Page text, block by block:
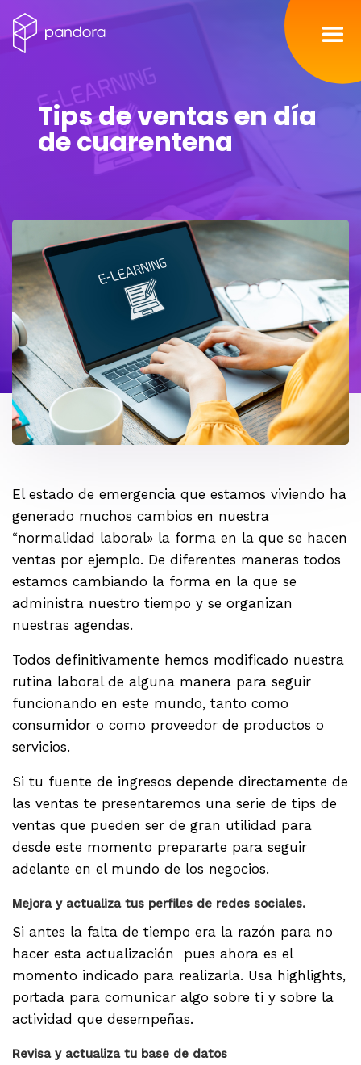
Servicios
Portafolio
Contacto
Blog
Tips de ventas en día
de cuarentena
El estado de emergencia que estamos viviendo ha
generado muchos cambios en nuestra
“normalidad laboral» la forma en la que se hacen
ventas por ejemplo. De diferentes maneras todos
estamos cambiando la forma en la que se
administra nuestro tiempo y se organizan
nuestras agendas.
Todos definitivamente hemos modificado nuestra
rutina laboral de alguna manera para seguir
funcionando en este mundo, tanto como
consumidor o como proveedor de productos o
servicios.
Si tu fuente de ingresos depende directamente de
las ventas te presentaremos una serie de tips de
ventas que pueden ser de gran utilidad para
desde este momento prepararte para seguir
adelante en el mundo de los negocios.
Mejora y actualiza tus perfiles de redes sociales.
Si antes la falta de tiempo era la razón para no
hacer esta actualización pues ahora es el
momento indicado para realizarla. Usa highlights,
portada para comunicar algo sobre ti y sobre la
actividad que desempeñas.
Revisa y actualiza tu base de datos